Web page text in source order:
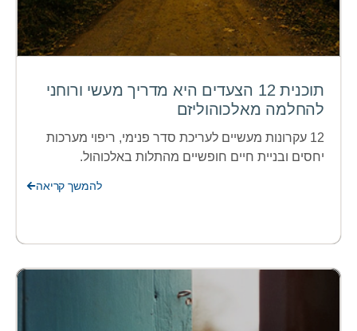
תוכנית 12 הצעדים היא מדריך מעשי ורוחני
להחלמה מאלכוהוליזם
12 עקרונות מעשיים לעריכת סדר פנימי, ריפוי מערכות
יחסים ובניית חיים חופשיים מהתלות באלכוהול.
להמשך קריאה